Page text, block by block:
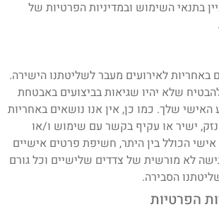
בתנאי השימוש ובמדיניות הפרטיות של
באחריות לאירועים מעבר לשליטתנו הישירה.
להבטיח שלא יהיו שגיאות בביצועים באבטחת
האישי שלך. כמו כן, אין אנו נושאים באחריות
ישיר או עקיף בקשר עם שימוש ו/או
הכולל בין היתר, חשיפת פרטים אישיים
לא מורשית של צדדים שלישיים וכל גורם
הסבירה.
הפרטיות